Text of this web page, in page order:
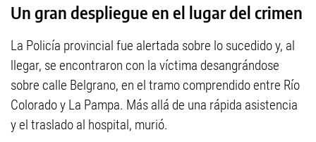
Un gran despliegue en el lugar del crimen
La Policía provincial fue alertada sobre lo sucedido y, al
llegar, se encontraron con la víctima desangrándose
sobre calle Belgrano, en el tramo comprendido entre Río
Colorado y La Pampa. Más allá de una rápida asistencia
y el traslado al hospital, murió.